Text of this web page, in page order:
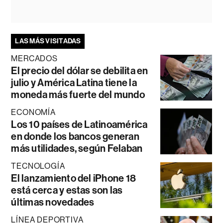
LAS MÁS VISITADAS
MERCADOS
El precio del dólar se debilita en
julio y América Latina tiene la
moneda más fuerte del mundo
ECONOMÍA
Los 10 países de Latinoamérica
en donde los bancos generan
más utilidades, según Felaban
TECNOLOGÍA
El lanzamiento del iPhone 18
está cerca y estas son las
últimas novedades
LÍNEA DEPORTIVA